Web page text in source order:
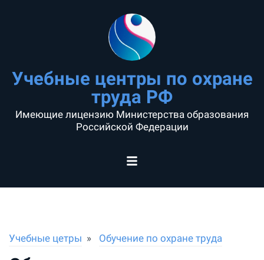
Учебные центры по охране
труда РФ
Имеющие лицензию Министерства образования
Российской Федерации
Учебные цетры Обучение по охране труда